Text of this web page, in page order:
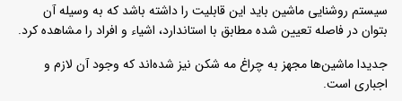
سیستم روشنایی ماشین باید این قابلیت را داشته باشد که به وسیله آن
بتوان در فاصله تعیین شده مطابق با استاندارد، اشیاء و افراد را مشاهده کرد.
جدیدا ماشین‌ها مجهز به چراغ مه شکن نیز شده‌اند که وجود آن لازم و
اجباری است.